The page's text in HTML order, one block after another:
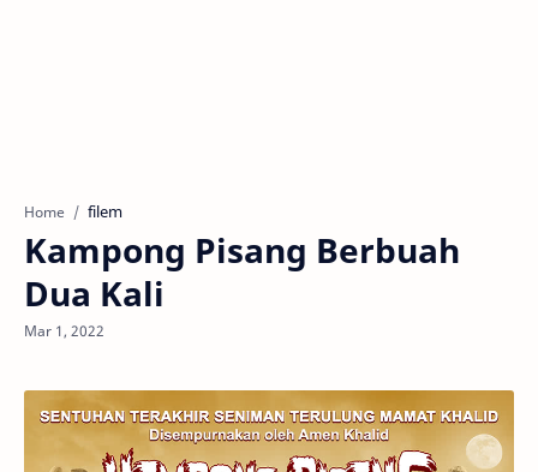
Home filem
Kampong Pisang Berbuah
Dua Kali